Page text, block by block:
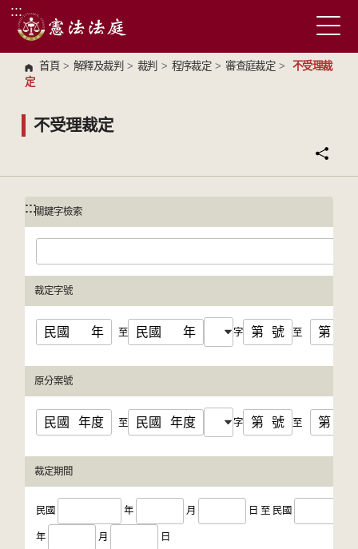
跳到主要內容區塊
:::
首頁 > 解釋及裁判 > 裁判 > 程序裁定 > 審查庭裁定 >
不受理裁
定
不受理裁定
:::
:::關鍵字檢索
裁定字號
民國 年 至 民國 年 字 第 號 至 第
原分案號
民國 年度 至 民國 年度 字 第 號 至 第
裁定期間
民國 年 月 日 至 民國
年 月 日